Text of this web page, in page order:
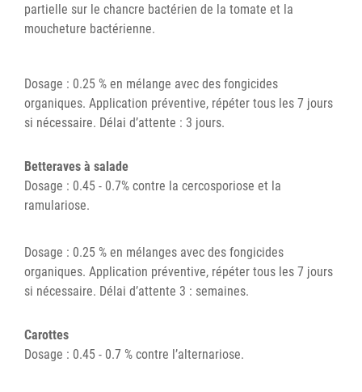
partielle sur le chancre bactérien de la tomate et la
moucheture bactérienne.
Dosage : 0.25 % en mélange avec des fongicides
organiques. Application préventive, répéter tous les 7 jours
si nécessaire. Délai d’attente : 3 jours.
Betteraves à salade
Dosage : 0.45 - 0.7% contre la cercosporiose et la
ramulariose.
Dosage : 0.25 % en mélanges avec des fongicides
organiques. Application préventive, répéter tous les 7 jours
si nécessaire. Délai d’attente 3 : semaines.
Carottes
Dosage : 0.45 - 0.7 % contre l’alternariose.